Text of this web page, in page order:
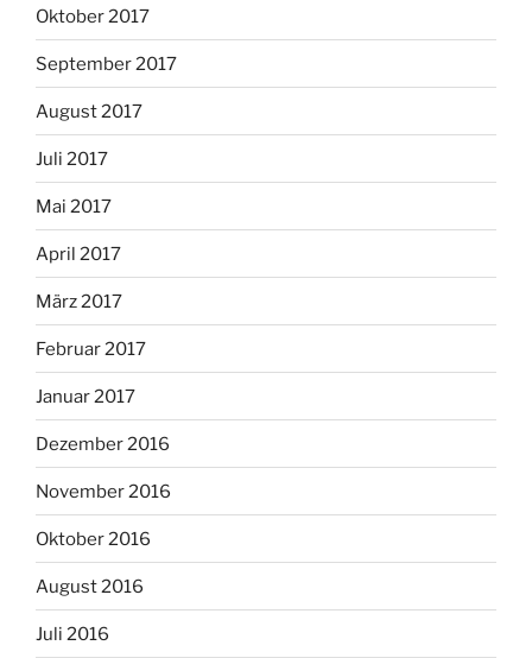
Oktober 2017
September 2017
August 2017
Juli 2017
Mai 2017
April 2017
März 2017
Februar 2017
Januar 2017
Dezember 2016
November 2016
Oktober 2016
August 2016
Juli 2016